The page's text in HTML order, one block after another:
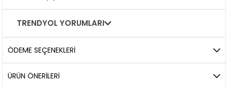
TRENDYOL YORUMLARI
ÖDEME SEÇENEKLERI
ÜRÜN ÖNERILERI